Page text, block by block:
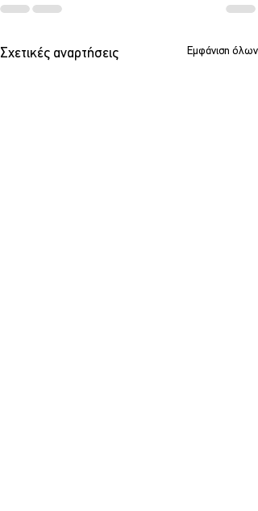
Σχετικές αναρτήσεις Εμφάνιση όλων